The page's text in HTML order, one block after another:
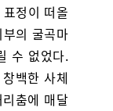
정이 떠올
의 굴곡마
수 없었다.
백한 사체
춤에 매달